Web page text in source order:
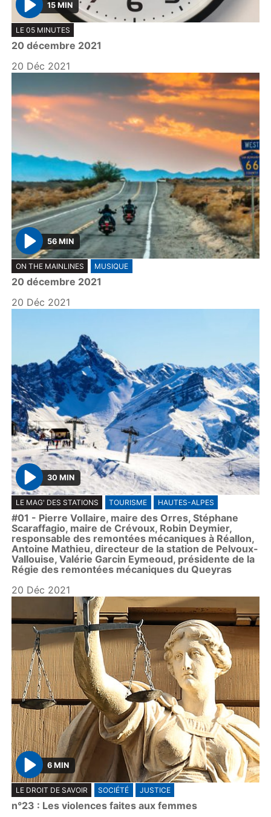
P
l
a
y
15 MIN
LE 05 MINUTES
20 décembre 2021
20 Déc 2021
P
l
a
y
56 MIN
ON THE MAINLINES MUSIQUE
20 décembre 2021
20 Déc 2021
P
l
a
y
30 MIN
LE MAG' DES STATIONS TOURISME HAUTES-ALPES
#01 - Pierre Vollaire, maire des Orres, Stéphane
Scaraffagio, maire de Crévoux, Robin Deymier,
responsable des remontées mécaniques à Réallon,
Antoine Mathieu, directeur de la station de Pelvoux-
Vallouise, Valérie Garcin Eymeoud, présidente de la
Régie des remontées mécaniques du Queyras
20 Déc 2021
P
l
a
6 MIN
LE DROIT DE SAVOIR SOCIÉTÉ JUSTICE
n°23 : Les violences faites aux femmes